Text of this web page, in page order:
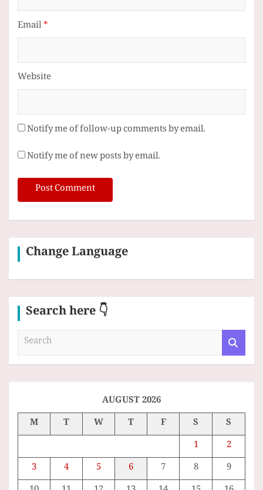
Email*
Website
Notify me of follow-up comments by email.
Notify me of new posts by email.
Change Language
Search here 👇
a
AUGUST 2026
M
T W T F S
S
1
2
3
4 5 6 7 8
9